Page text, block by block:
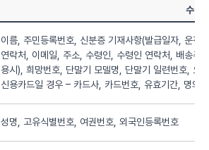
수집·
이름, 주민등록번호, 신분증 기재사항(발급일자, 운전
연락처, 이메일, 주소, 수령인, 수령인 연락처, 배송주
용시), 희망번호, 단말기 모델명, 단말기 일련번호, 요
신용카드일 경우 – 카드사, 카드번호, 유효기간, 명의
성명, 고유식별번호, 여권번호, 외국인등록번호